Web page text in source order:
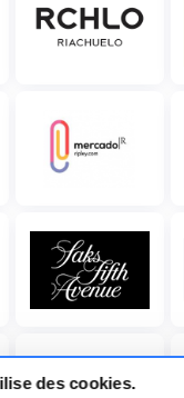
des cookies.